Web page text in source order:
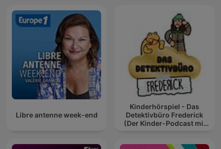
Libre antenne week-end
Kinderhörspiel - Das
Detektivbüro Frederick
(Der Kinder-Podcast mit